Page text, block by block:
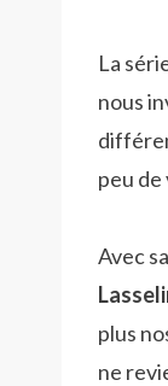
La
nous
peu de
Avec
plus
ne